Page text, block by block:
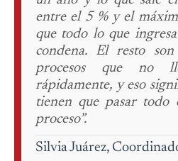
entre el 5 % y el
que todo lo que
condena. El resto
procesos que no
rápidamente, y eso
tienen que pasar todo
proceso”.
Silvia Juárez,